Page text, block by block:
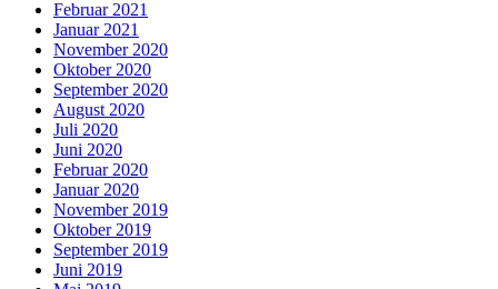
Februar 2021
Januar 2021
November 2020
Oktober 2020
September 2020
August 2020
Juli 2020
Juni 2020
Februar 2020
Januar 2020
November 2019
Oktober 2019
September 2019
Juni 2019